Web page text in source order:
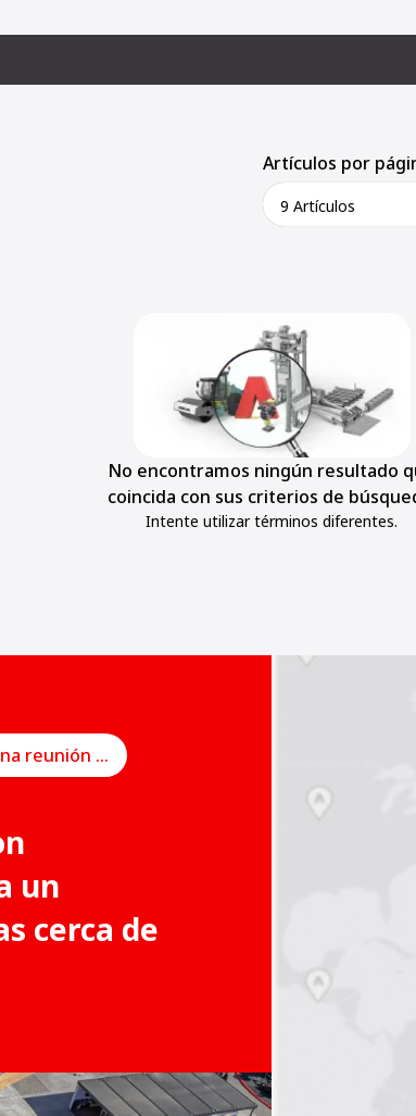
Artículos por
9 Artículos
No encontramos ningún resultado
coincida con sus criterios de
Intente utilizar términos diferentes.
Programe una reunión en línea
un
cerca de